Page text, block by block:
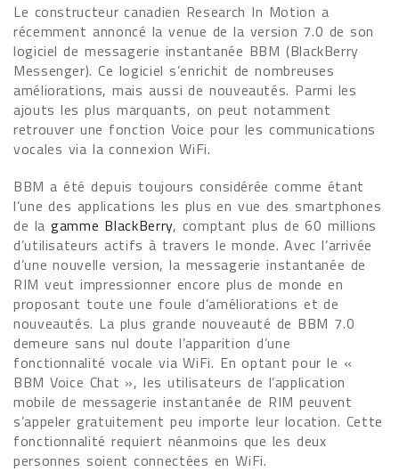
Le constructeur canadien Research In Motion a
récemment annoncé la venue de la version 7.0 de son
logiciel de messagerie instantanée BBM (BlackBerry
Messenger). Ce logiciel s’enrichit de nombreuses
améliorations, mais aussi de nouveautés. Parmi les
ajouts les plus marquants, on peut notamment
retrouver une fonction Voice pour les communications
vocales via la connexion WiFi.
BBM a été depuis toujours considérée comme étant
l’une des applications les plus en vue des smartphones
de lagamme BlackBerry, comptant plus de 60 millions
d’utilisateurs actifs à travers le monde. Avec l’arrivée
d’une nouvelle version, la messagerie instantanée de
RIM veut impressionner encore plus de monde en
proposant toute une foule d’améliorations et de
nouveautés. La plus grande nouveauté de BBM 7.0
demeure sans nul doute l’apparition d’une
fonctionnalité vocale via WiFi. En optant pour le «
BBM Voice Chat », les utilisateurs de l’application
mobile de messagerie instantanée de RIM peuvent
s’appeler gratuitement peu importe leur location. Cette
fonctionnalité requiert néanmoins que les deux
personnes soient connectées en WiFi.